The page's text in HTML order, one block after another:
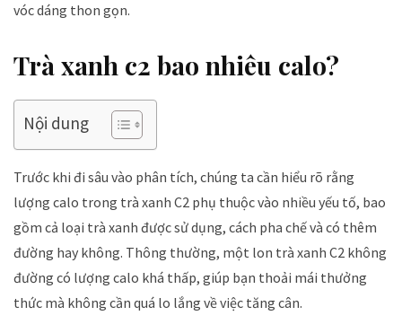
vóc dáng thon gọn.
Trà xanh c2 bao nhiêu calo?
Nội dung
Trước khi đi sâu vào phân tích, chúng ta cần hiểu rõ rằng
lượng calo trong trà xanh C2 phụ thuộc vào nhiều yếu tố, bao
gồm cả loại trà xanh được sử dụng, cách pha chế và có thêm
đường hay không. Thông thường, một lon trà xanh C2 không
đường có lượng calo khá thấp, giúp bạn thoải mái thưởng
thức mà không cần quá lo lắng về việc tăng cân.